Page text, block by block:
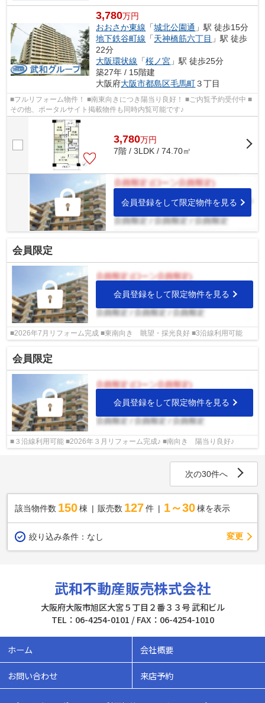
3,780万円
おおさか東線 「城北公園通 」駅 徒歩15分
地下鉄谷町線 「天神橋筋六丁目 」駅 徒歩
22分
大阪環状線 「桜ノ宮 」駅 徒歩25分
築27年 / 15階建
大阪府大阪市都島区毛馬町３丁目
■フルリフォーム物件！ ■南東向きにつき陽当り良好！ ■ご内覧予約受付中 ■
その他、ポータルサイト掲載物件も同時内覧可能です♪
3,780万円
7階 / 3LDK / 74.70㎡
会員登録をして限定物件を見る
会員限定
会員登録をして限定物件を見る
■2026年7月リフォーム完成 ■東南向き 眺望・採光良好 ■3沿線利用可能
会員限定
会員登録をして限定物件を見る
■３沿線利用可能 ■2026年３月リフォーム完成♪ ■南向き 陽当り良好♪
次の30件へ
該当物件数 150棟 販売数 127 件 1～30 棟を表示
絞り込み条件： なし 変更
武和不動産販売株式会社
大阪府大阪市旭区大宮５丁目２番３３号 武和ビル
TEL：06-4254-0101 / FAX：06-4254-1010
ホーム 会社概要
お問い合わせ 来店予約